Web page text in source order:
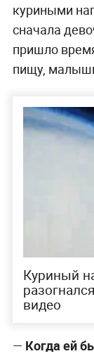
куриными
сначала
пришло
пищу,
Куриный
видео
— Когда ей